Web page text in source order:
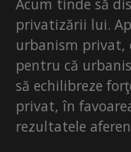
Acum tinde să
privatizării lui.
urbanism privat,
pentru că
să echilibreze
privat, în
rezultatele